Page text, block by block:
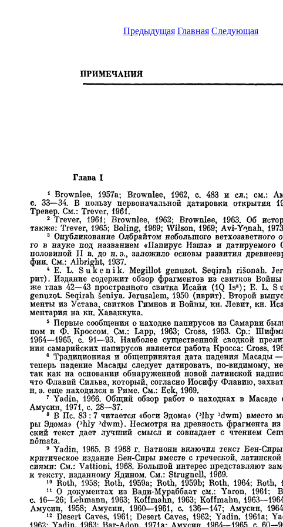
Предыдущая Главная Следующая